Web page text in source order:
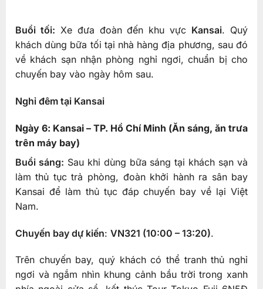
Buổi tối: Xe đưa đoàn đến khu vực Kansai. Quý
khách dùng bữa tối tại nhà hàng địa phương, sau đó
về khách sạn nhận phòng nghỉ ngơi, chuẩn bị cho
chuyến bay vào ngày hôm sau.
Nghỉ đêm tại Kansai
Ngày 6: Kansai – TP. Hồ Chí Minh (Ăn sáng, ăn trưa
trên máy bay)
Buổi sáng: Sau khi dùng bữa sáng tại khách sạn và
làm thủ tục trả phòng, đoàn khởi hành ra sân bay
Kansai để làm thủ tục đáp chuyến bay về lại Việt
Nam.
Chuyến bay dự kiến: VN321 (10:00 – 13:20).
Trên chuyến bay, quý khách có thể tranh thủ nghỉ
ngơi và ngắm nhìn khung cảnh bầu trời trong xanh